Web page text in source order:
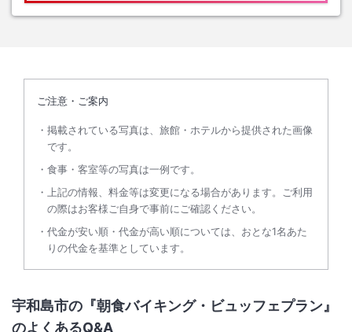
ご注意・ご案内
掲載されている写真は、旅館・ホテルから提供された画像
です。
食事・客室等の写真は一例です。
上記の情報、料金等は変更になる場合があります。ご利用
の際はお客様ご自身で事前にご確認ください。
代金が安い順・代金が高い順については、おとな1名あた
りの代金を基準としています。
宇和島市の『朝食バイキング・ビュッフェプラン』
のよくあるQ&A